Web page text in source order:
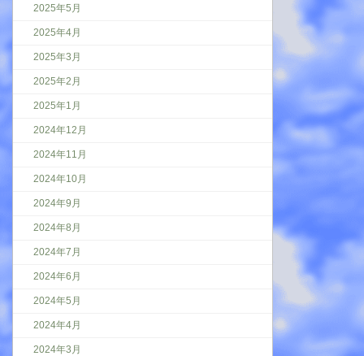
2025年5月
2025年4月
2025年3月
2025年2月
2025年1月
2024年12月
2024年11月
2024年10月
2024年9月
2024年8月
2024年7月
2024年6月
2024年5月
2024年4月
2024年3月